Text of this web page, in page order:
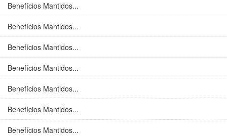
Benefícios Mantidos...
Benefícios Mantidos...
Benefícios Mantidos...
Benefícios Mantidos...
Benefícios Mantidos...
Benefícios Mantidos...
Benefícios Mantidos...